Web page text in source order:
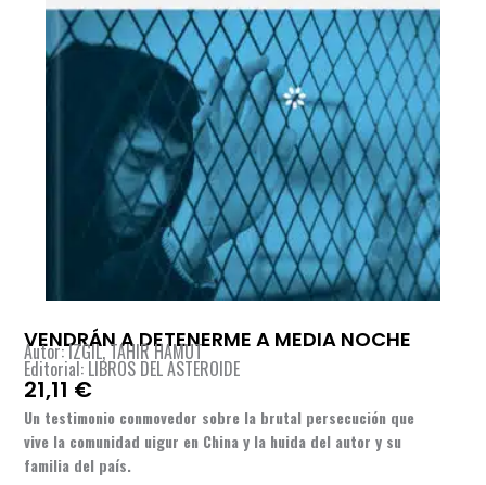
VENDRÁN A DETENERME A MEDIA NOCHE
Autor: IZGIL, TAHIR HAMUT
Editorial: LIBROS DEL ASTEROIDE
21,11 €
Un testimonio conmovedor sobre la brutal persecución que
vive la comunidad uigur en China y la huida del autor y su
familia del país.